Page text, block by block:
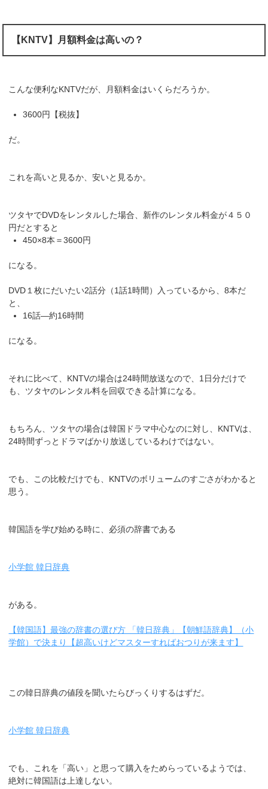
【KNTV】月額料金は高いの？
こんな便利なKNTVだが、月額料金はいくらだろうか。
3600円【税抜】
だ。
これを高いと見るか、安いと見るか。
ツタヤでDVDをレンタルした場合、新作のレンタル料金が４５０
円だとすると
450×8本＝3600円
になる。
DVD１枚にだいたい2話分（1話1時間）入っているから、8本だ
と、
16話―約16時間
になる。
それに比べて、KNTVの場合は24時間放送なので、1日分だけで
も、ツタヤのレンタル料を回収できる計算になる。
もちろん、ツタヤの場合は韓国ドラマ中心なのに対し、KNTVは、
24時間ずっとドラマばかり放送しているわけではない。
でも、この比較だけでも、KNTVのボリュームのすごさがわかると
思う。
韓国語を学び始める時に、必須の辞書である
小学館 韓日辞典
がある。
【韓国語】最強の辞書の選び方 「韓日辞典」【朝鮮語辞典】（小
学館）で決まり【超高いけどマスターすればおつりが来ます】
この韓日辞典の値段を聞いたらびっくりするはずだ。
小学館 韓日辞典
でも、これを「高い」と思って購入をためらっているようでは、
絶対に韓国語は上達しない。